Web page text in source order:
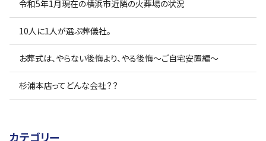
令和5年1月現在の横浜市近隣の火葬場の状況
10人に1人が選ぶ葬儀社。
お葬式は、やらない後悔より、やる後悔〜ご自宅安置編〜
杉浦本店ってどんな会社？？
カテゴリー